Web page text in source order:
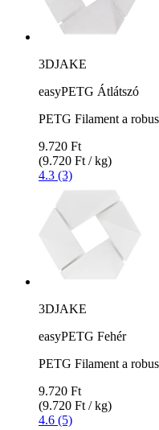
3DJAKE
easyPETG Átlátszó
PETG Filament a
9.720 Ft
(9.720 Ft / kg)
4.3 (3)
3DJAKE
easyPETG Fehér
PETG Filament a
9.720 Ft
(9.720 Ft / kg)
4.6 (5)